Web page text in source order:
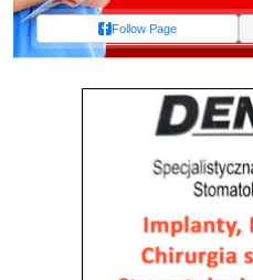
Follow Page